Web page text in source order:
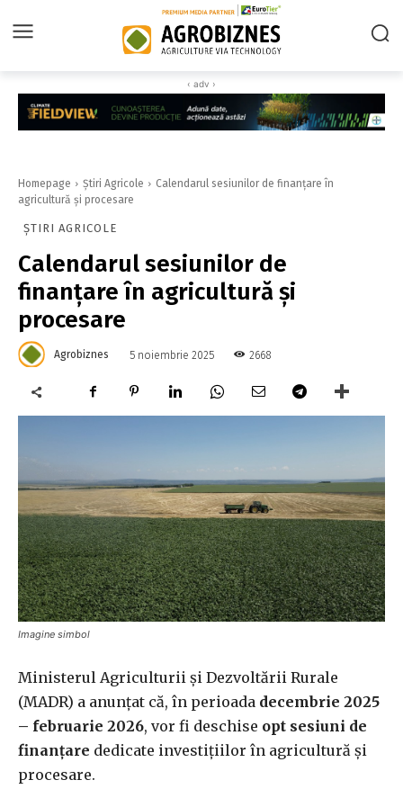
‹ adv ›
Homepage Știri Agricole
Calendarul sesiunilor de finanțare în
agricultură și procesare
ȘTIRI AGRICOLE
Calendarul sesiunilor de
finanțare în agricultură și
procesare
Agrobiznes 5 noiembrie 2025 2668
Imagine simbol
Ministerul Agriculturii și Dezvoltării Rurale
(MADR) a anunțat că, în perioada decembrie 2025
– februarie 2026, vor fi deschise opt sesiuni de
finanțare dedicate investițiilor în agricultură și
procesare.